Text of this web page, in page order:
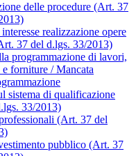
delle procedure (Art. 37
realizzazione opere
37 del d.lgs. 33/2013)
programmazione di lavori,
forniture / Mancata
sistema di qualificazione
33/2013)
(Art. 37 del
pubblico (Art. 37